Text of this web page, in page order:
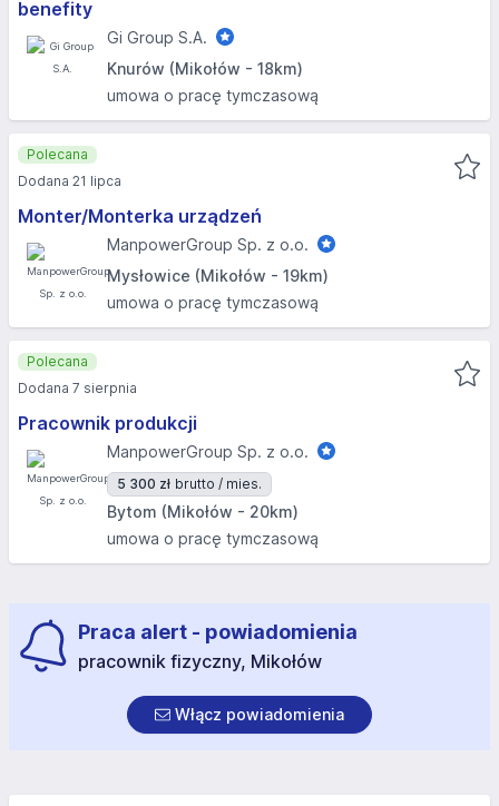
benefity
Gi Group S.A.
Knurów (Mikołów - 18km)
umowa o pracę tymczasową
Monter/Monterka urządzeń
ManpowerGroup Sp. z o.o.
Mysłowice (Mikołów - 19km)
umowa o pracę tymczasową
Polecana
Dodana 21 lipca
Pracownik produkcji
ManpowerGroup Sp. z o.o.
5 300 zł brutto / mies.
Bytom (Mikołów - 20km)
umowa o pracę tymczasową
Polecana
Dodana 7 sierpnia
Praca alert - powiadomienia
pracownik fizyczny, Mikołów
Włącz powiadomienia